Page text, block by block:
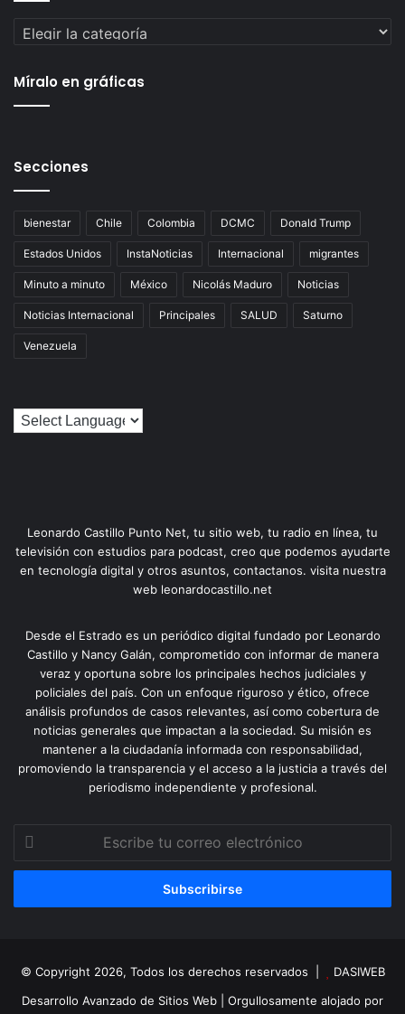
Categorías
Míralo en gráficas
Secciones
bienestar Chile Colombia DCMC Donald Trump
Estados Unidos InstaNoticias Internacional migrantes
Minuto a minuto México Nicolás Maduro Noticias
Noticias Internacional Principales SALUD Saturno
Venezuela
Leonardo Castillo Punto Net, tu sitio web, tu radio en línea, tu
televisión con estudios para podcast, creo que podemos ayudarte
en tecnología digital y otros asuntos, contactanos. visita nuestra
web leonardocastillo.net
Desde el Estrado es un periódico digital fundado por Leonardo
Castillo y Nancy Galán, comprometido con informar de manera
veraz y oportuna sobre los principales hechos judiciales y
policiales del país. Con un enfoque riguroso y ético, ofrece
análisis profundos de casos relevantes, así como cobertura de
noticias generales que impactan a la sociedad. Su misión es
mantener a la ciudadanía informada con responsabilidad,
promoviendo la transparencia y el acceso a la justicia a través del
periodismo independiente y profesional.
correo
© Copyright 2026, Todos los derechos reservados |
DASIWEB
Desarrollo Avanzado de Sitios Web | Orgullosamente alojado por